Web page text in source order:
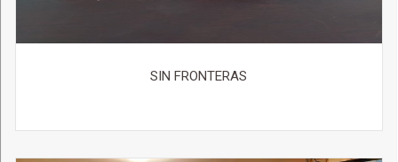
SIN FRONTERAS